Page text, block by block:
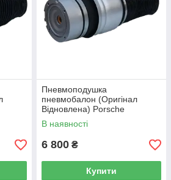
Пневмоподушка
пневмобалон (Оригінал
Відновлена) Porsche
Cayenne (9PA) (задня)
В наявності
6 800 ₴
Купити